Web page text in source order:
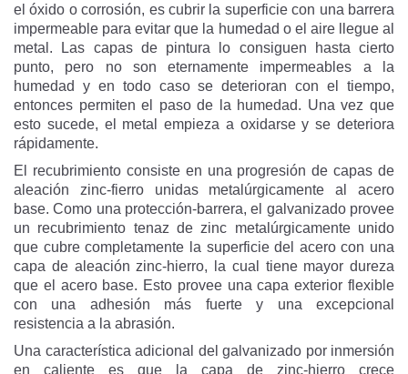
el óxido o corrosión, es cubrir la superficie con una barrera
impermeable para evitar que la humedad o el aire llegue al
metal. Las capas de pintura lo consiguen hasta cierto
punto, pero no son eternamente impermeables a la
humedad y en todo caso se deterioran con el tiempo,
entonces permiten el paso de la humedad. Una vez que
esto sucede, el metal empieza a oxidarse y se deteriora
rápidamente.
El recubrimiento consiste en una progresión de capas de
aleación zinc-fierro unidas metalúrgicamente al acero
base. Como una protección-barrera, el galvanizado provee
un recubrimiento tenaz de zinc metalúrgicamente unido
que cubre completamente la superficie del acero con una
capa de aleación zinc-hierro, la cual tiene mayor dureza
que el acero base. Esto provee una capa exterior flexible
con una adhesión más fuerte y una excepcional
resistencia a la abrasión.
Una característica adicional del galvanizado por inmersión
en caliente es que la capa de zinc-hierro crece